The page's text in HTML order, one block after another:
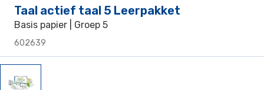
Taal actief taal 5 Leerpakket
Basis papier | Groep 5
602639